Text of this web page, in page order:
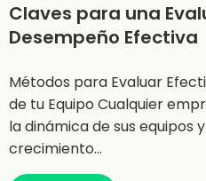
Claves para una
Desempeño Efectiva
Métodos para Evaluar
de tu Equipo Cualquier
la dinámica de sus
crecimiento…